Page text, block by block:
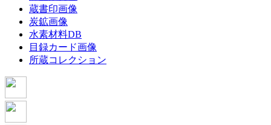
蔵書印画像
炭鉱画像
水素材料DB
目録カード画像
所蔵コレクション